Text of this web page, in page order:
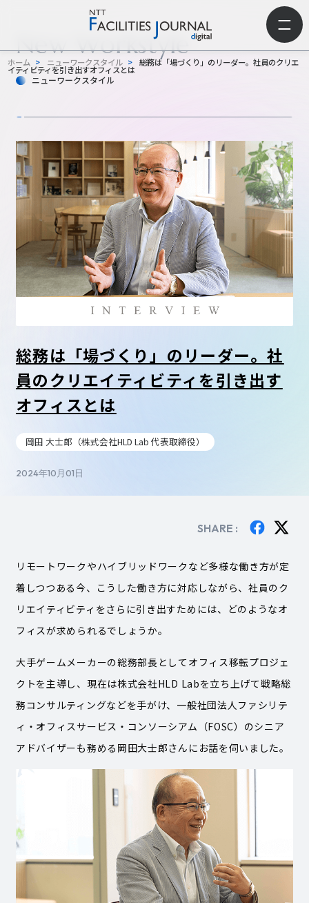
ホーム > ニューワークスタイル > 総務は「場づくり」のリーダー。社員のクリエ
イティビティを引き出すオフィスとは
New Workstyle
ニューワークスタイル
総務は「場づくり」のリーダー。社
員のクリエイティビティを引き出す
オフィスとは
岡田 大士郎（株式会社HLD Lab 代表取締役）
2024年10月01日
SHARE :
リモートワークやハイブリッドワークなど多様な働き方が定
着しつつある今、こうした働き方に対応しながら、社員のク
リエイティビティをさらに引き出すためには、どのようなオ
フィスが求められるでしょうか。
大手ゲームメーカーの総務部長としてオフィス移転プロジェ
クトを主導し、現在は株式会社HLD Labを立ち上げて戦略総
務コンサルティングなどを手がけ、一般社団法人ファシリテ
ィ・オフィスサービス・コンソーシアム（FOSC）のシニア
アドバイザーも務める岡田大士郎さんにお話を伺いました。